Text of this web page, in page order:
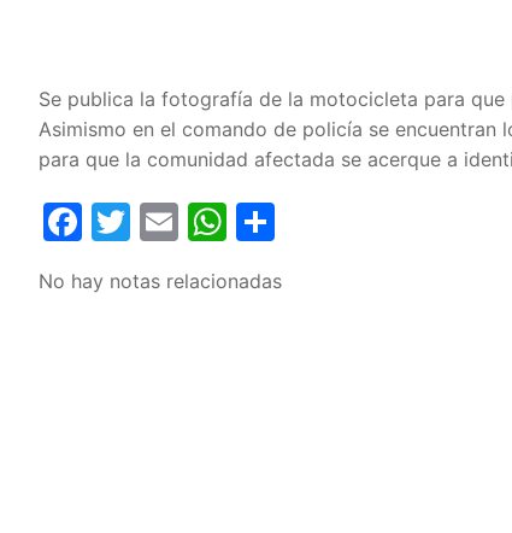
Se publica la fotografía de la motocicleta para
Asimismo en el comando de policía se
para que la comunidad afectada se acerque a
Facebook
Twitter
EmailWhatsApp
No hay notas relacionadas